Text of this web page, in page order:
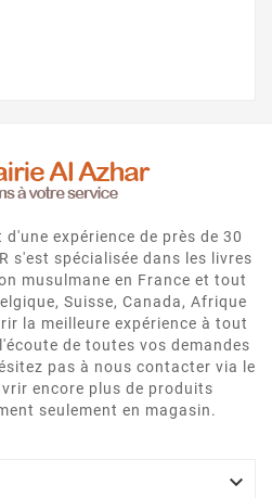
expérience de près de 30
s'est spécialisée dans les livres
musulmane en France et tout
Suisse, Canada, Afrique
la meilleure expérience à tout
de toutes vos demandes
pas à nous contacter via le
encore plus de produits
seulement en magasin.
